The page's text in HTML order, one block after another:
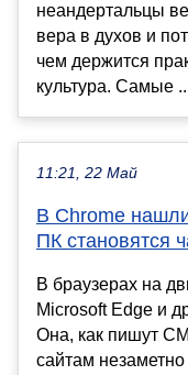
неандертальцы
вера в духов и
чем держится
культура. Самые
11:21, 22 Май
В Chrome
ПК становятся
В браузерах на
Microsoft Edge и
Она, как пишут
сайтам